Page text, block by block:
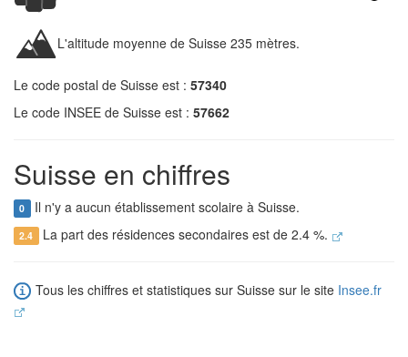
L'altitude moyenne de Suisse 235 mètres.
Le code postal de Suisse est : 57340
Le code INSEE de Suisse est : 57662
Suisse en chiffres
0 Il n'y a aucun établissement scolaire à Suisse.
2.4 La part des résidences secondaires est de 2.4 %.
Tous les chiffres et statistiques sur Suisse sur le site Insee.fr